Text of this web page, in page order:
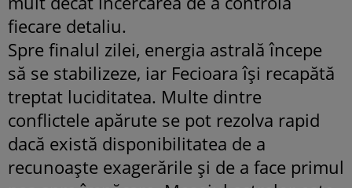
fiecare detaliu.
Spre finalul zilei, energia astrală începe
să se stabilizeze, iar Fecioara își recapătă
treptat luciditatea. Multe dintre
conflictele apărute se pot rezolva rapid
dacă există disponibilitatea de a
recunoaște exagerările și de a face primul